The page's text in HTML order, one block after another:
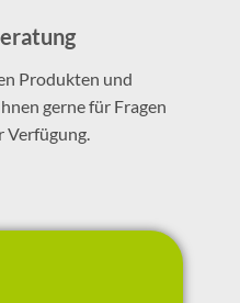
Produkten und
gerne für Fragen
Verfügung.